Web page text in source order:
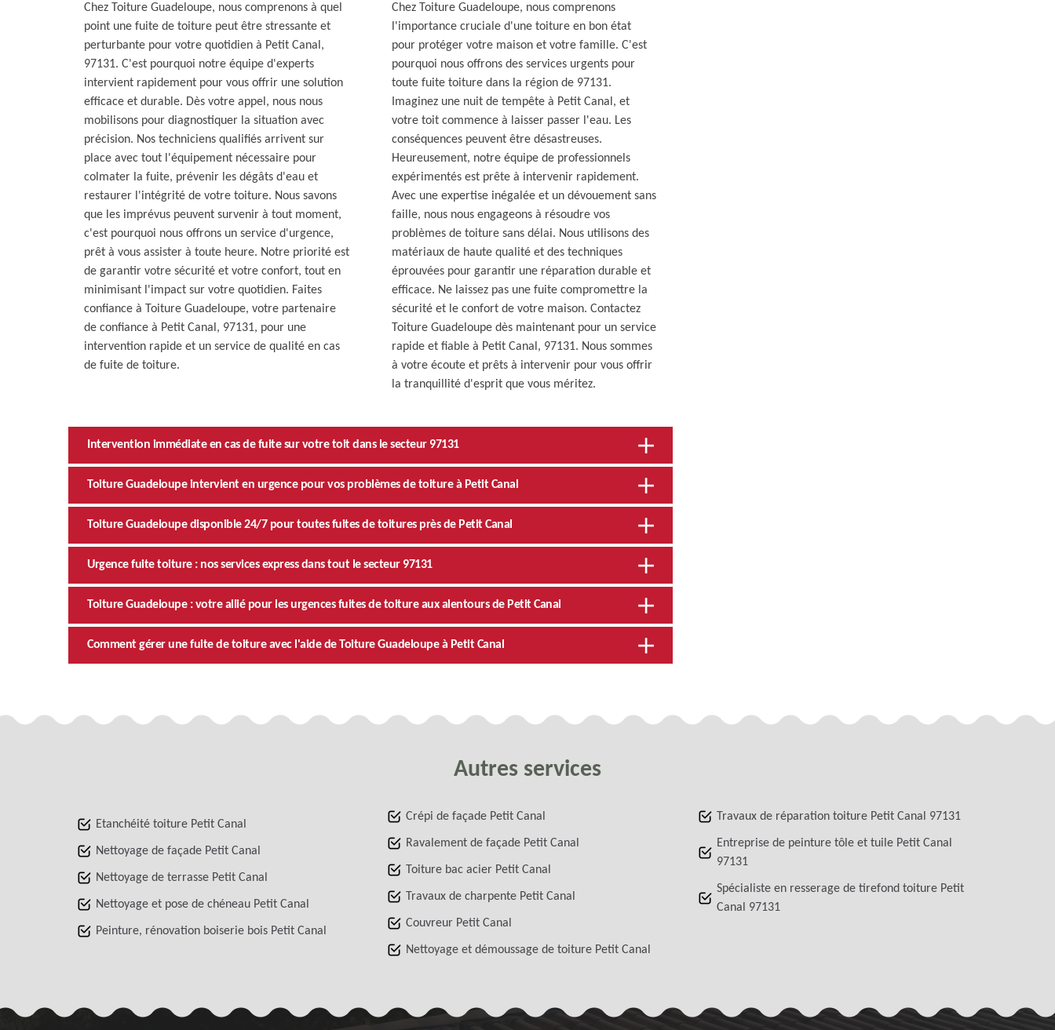
Chez Toiture Guadeloupe, nous comprenons à quel
point une fuite de toiture peut être stressante et
perturbante pour votre quotidien à Petit Canal,
97131. C'est pourquoi notre équipe d'experts
intervient rapidement pour vous offrir une solution
efficace et durable. Dès votre appel, nous nous
mobilisons pour diagnostiquer la situation avec
précision. Nos techniciens qualifiés arrivent sur
place avec tout l'équipement nécessaire pour
colmater la fuite, prévenir les dégâts d'eau et
restaurer l'intégrité de votre toiture. Nous savons
que les imprévus peuvent survenir à tout moment,
c'est pourquoi nous offrons un service d'urgence,
prêt à vous assister à toute heure. Notre priorité est
de garantir votre sécurité et votre confort, tout en
minimisant l'impact sur votre quotidien. Faites
confiance à Toiture Guadeloupe, votre partenaire
de confiance à Petit Canal, 97131, pour une
intervention rapide et un service de qualité en cas
de fuite de toiture.
Chez Toiture Guadeloupe, nous comprenons
l'importance cruciale d'une toiture en bon état
pour protéger votre maison et votre famille. C'est
pourquoi nous offrons des services urgents pour
toute fuite toiture dans la région de 97131.
Imaginez une nuit de tempête à Petit Canal, et
votre toit commence à laisser passer l'eau. Les
conséquences peuvent être désastreuses.
Heureusement, notre équipe de professionnels
expérimentés est prête à intervenir rapidement.
Avec une expertise inégalée et un dévouement sans
faille, nous nous engageons à résoudre vos
problèmes de toiture sans délai. Nous utilisons des
matériaux de haute qualité et des techniques
éprouvées pour garantir une réparation durable et
efficace. Ne laissez pas une fuite compromettre la
sécurité et le confort de votre maison. Contactez
Toiture Guadeloupe dès maintenant pour un service
rapide et fiable à Petit Canal, 97131. Nous sommes
à votre écoute et prêts à intervenir pour vous offrir
la tranquillité d'esprit que vous méritez.
Intervention immédiate en cas de fuite sur votre toit dans le secteur 97131
Toiture Guadeloupe intervient en urgence pour vos problèmes de toiture à Petit Canal
Toiture Guadeloupe disponible 24/7 pour toutes fuites de toitures près de Petit Canal
Urgence fuite toiture : nos services express dans tout le secteur 97131
Toiture Guadeloupe : votre allié pour les urgences fuites de toiture aux alentours de Petit Canal
Comment gérer une fuite de toiture avec l'aide de Toiture Guadeloupe à Petit Canal
Autres services
Etanchéité toiture Petit Canal
Nettoyage de façade Petit Canal
Nettoyage de terrasse Petit Canal
Nettoyage et pose de chéneau Petit Canal
Peinture, rénovation boiserie bois Petit Canal
Crépi de façade Petit Canal
Ravalement de façade Petit Canal
Toiture bac acier Petit Canal
Travaux de charpente Petit Canal
Couvreur Petit Canal
Nettoyage et démoussage de toiture Petit Canal
Travaux de réparation toiture Petit Canal 97131
Entreprise de peinture tôle et tuile Petit Canal
97131
Spécialiste en resserage de tirefond toiture Petit
Canal 97131